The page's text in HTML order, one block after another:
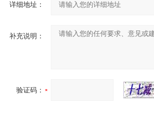
详细地址：
补充说明：
验证码：